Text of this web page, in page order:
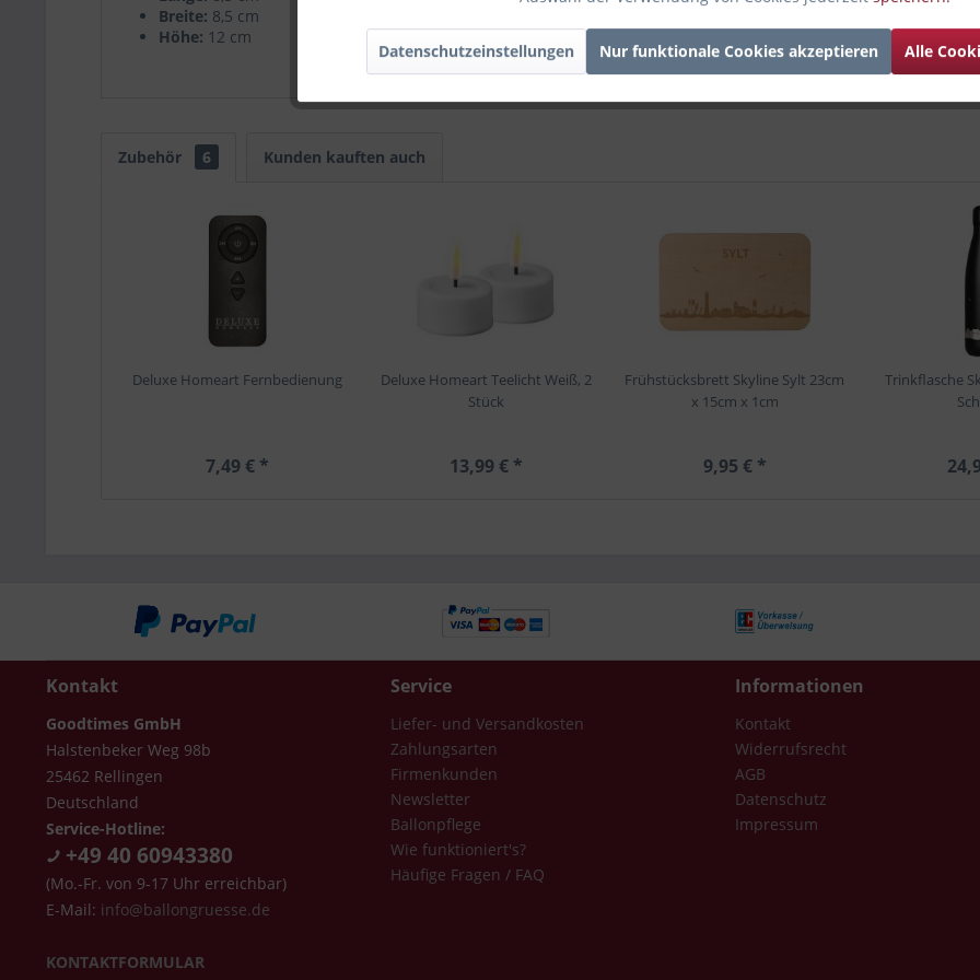
Breite: 8,5 cm
Höhe: 12 cm
Zubehör 6 Kunden kauften auch
Deluxe Homeart Fernbedienung
7,49 € *
Deluxe Homeart Teelicht Weiß, 2
Stück
13,99 € *
Frühstücksbrett Skyline Sylt 23cm
x 15cm x 1cm
9,95 € *
Trinkflasche
Kontakt
Goodtimes GmbH
Halstenbeker Weg 98b
25462 Rellingen
Deutschland
Service-Hotline:
+49 40 60943380
(Mo.-Fr. von 9-17 Uhr erreichbar)
E-Mail: info@ballongruesse.de
KONTAKTFORMULAR
Service
Liefer- und Versandkosten
Zahlungsarten
Firmenkunden
Newsletter
Ballonpflege
Wie funktioniert's?
Häufige Fragen / FAQ
Informationen
Kontakt
Widerrufsrecht
AGB
Datenschutz
Impressum
Datenschutzeinstellungen Nur funktionale Cookies akzeptieren Alle